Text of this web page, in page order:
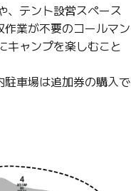
、テント設営スペース
業が不要のコールマン
キャンプを楽しむこと
車場は追加券の購入で